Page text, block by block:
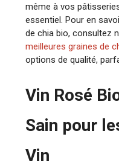
même à vos
essentiel. Pour en
de chia bio, consultez
meilleures graines de
options de qualité,
Vin Rosé
Sain pour
Vin